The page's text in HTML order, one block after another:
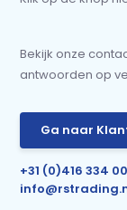
Bekijk onze
antwoorden op
Ga naar
+31 (0)416 334